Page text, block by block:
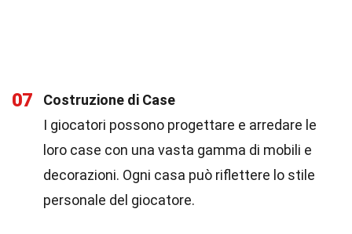
07
Costruzione di Case
I giocatori possono progettare e arredare le
loro case con una vasta gamma di mobili e
decorazioni. Ogni casa può riflettere lo stile
personale del giocatore.